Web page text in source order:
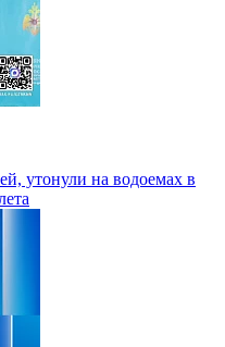
утонули на водоемах в